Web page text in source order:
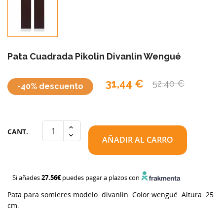
Pata Cuadrada Pikolin Divanlin Wengué
31,44 € 52,40 €
-40% descuento
Pata para somieres modelo: divanlin. Color wengué. Altura: 25
cm.
CANT.
AÑADIR AL CARRO
Si añades27.56€puedes pagar a plazos con